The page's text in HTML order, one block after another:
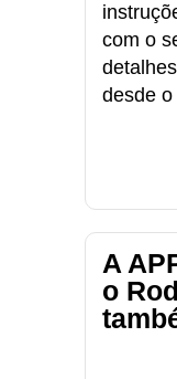
com o
desde
A
o